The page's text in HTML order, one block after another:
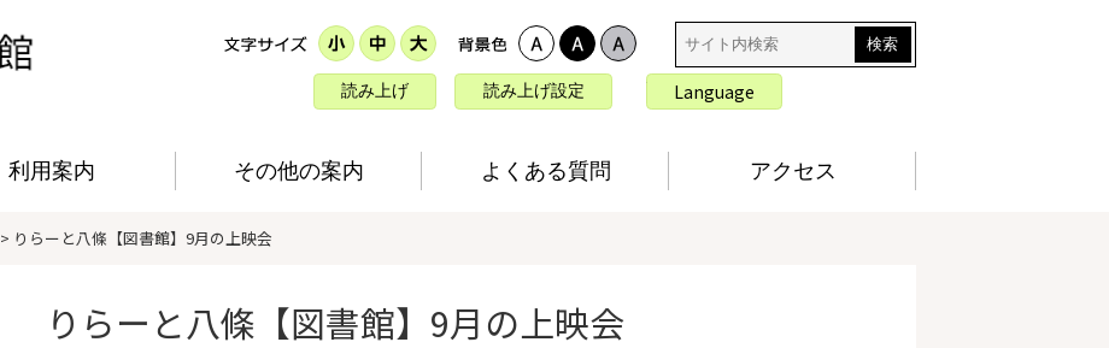
サ
イ
ト
内
読み上げ 読み上げ設定
言
語
Language
利用案内 その他の案内 よくある質問 アクセス
> りらーと八條【図書館】9月の上映会
りらーと八條【図書館】9月の上映会